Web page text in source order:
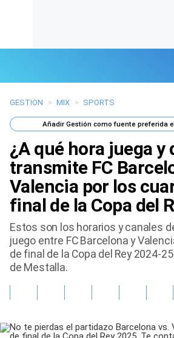
Últimas Noticias
Mi Bolsillo
Respuestas
Gente
Tendencias Mix
Sports
GESTION > MIX > SPORTS
AñadirGestión como fuente preferida
¿A qué hora juega y
transmite FC
Valencia por los
final de la Copa del
Estos son los horarios y canales
juego entre FC Barcelona y
de final de la Copa del Rey 2024-
de Mestalla.